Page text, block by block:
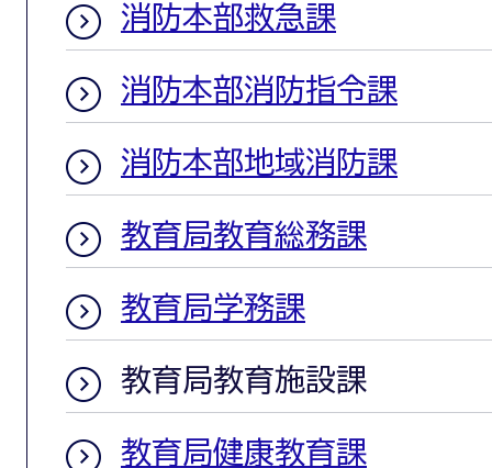
消防本部救急課
消防本部消防指令課
消防本部地域消防課
教育局教育総務課
教育局学務課
教育局教育施設課
教育局健康教育課